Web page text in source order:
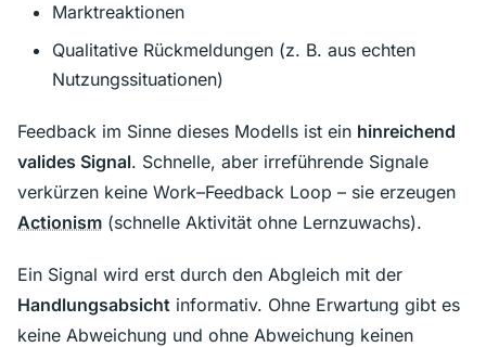
Marktreaktionen
Qualitative Rückmeldungen (z. B. aus echten
Nutzungssituationen)
Feedback im Sinne dieses Modells ist ein hinreichend
valides Signal. Schnelle, aber irreführende Signale
verkürzen keine Work–Feedback Loop – sie erzeugen
Actionism (schnelle Aktivität ohne Lernzuwachs).
Ein Signal wird erst durch den Abgleich mit der
Handlungsabsicht informativ. Ohne Erwartung gibt es
keine Abweichung und ohne Abweichung keinen